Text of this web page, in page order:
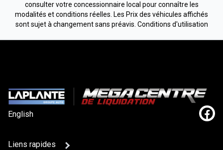
consulter votre concessionnaire local pour connaître les
modalités et conditions réelles. Les Prix des véhicules affichés
sont sujet à changement sans préavis. Conditions d'utilisation
English
Liens rapides